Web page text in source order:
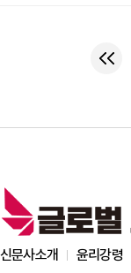
신문사소개 윤리강령